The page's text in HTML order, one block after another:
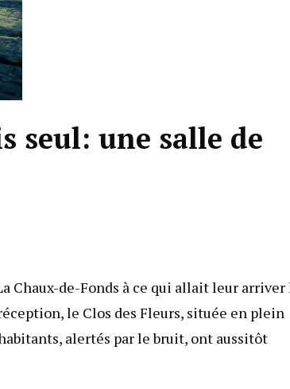
seul: une salle de
Chaux-de-Fonds à ce qui allait leur arriver
le Clos des Fleurs, située en plein
alertés par le bruit, ont aussitôt